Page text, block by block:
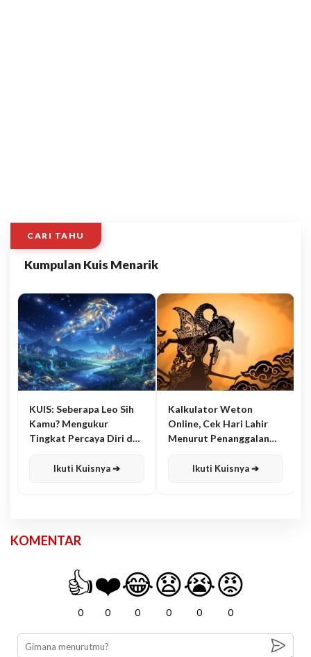
CARI TAHU
Kumpulan Kuis Menarik
KUIS: Seberapa Leo Sih
Kamu? Mengukur
Tingkat Percaya Diri dan
Ikuti Kuisnya ➔
Kalkulator Weton
Online, Cek Hari Lahir
Menurut Penanggalan
Ikuti Kuisnya ➔
KOMENTAR
👍
0
❤️
0
😂
0
😧
0
😭
0
😡
0